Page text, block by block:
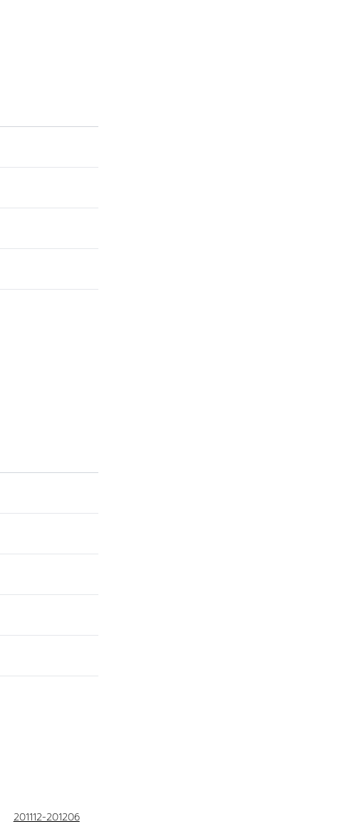
201112-201206